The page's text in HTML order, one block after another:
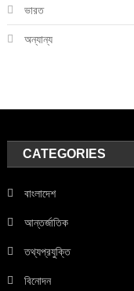
ভারত
অন্যান্য
CATEGORIES
বাংলাদেশ
আন্তর্জাতিক
তথ্যপ্রযুক্তি
বিনোদন